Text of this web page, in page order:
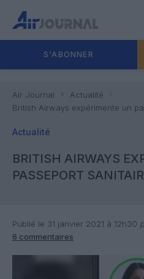
S'ABONNER
Air Journal
Actualité
British Airways expérimente un
Actualité
BRITISH AIRWAYS
PASSEPORT
Publié le 31 janvier 2021 à 12h30
6 commentaires